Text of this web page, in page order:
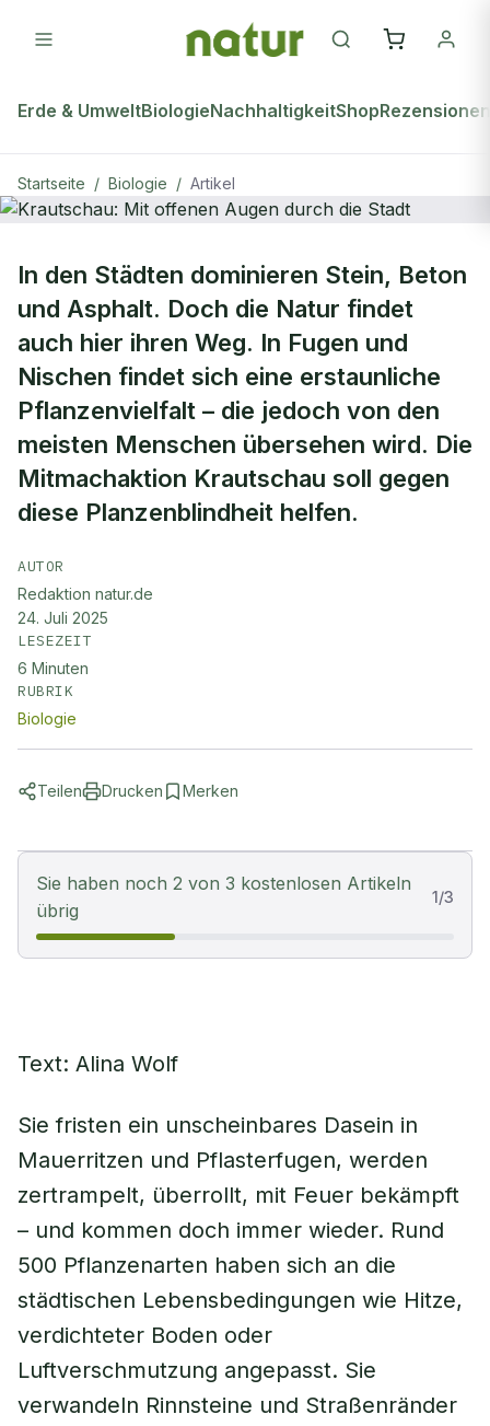
Erde & UmweltBiologieNachhaltigkeitShopRezensionen
Startseite / Biologie / Artikel
BIOLOGIE
Krautschau: Mit offenen Augen
durch die Stadt
In den Städten dominieren Stein, Beton
und Asphalt. Doch die Natur findet
auch hier ihren Weg. In Fugen und
Nischen findet sich eine erstaunliche
Pflanzenvielfalt – die jedoch von den
meisten Menschen übersehen wird. Die
Mitmachaktion Krautschau soll gegen
diese Planzenblindheit helfen.
AUTOR
Redaktion natur.de
24. Juli 2025
LESEZEIT
6 Minuten
RUBRIK
Biologie
Teilen Drucken Merken
Sie haben noch 2 von 3 kostenlosen Artikeln
übrig
1/3
Text: Alina Wolf
Sie fristen ein unscheinbares Dasein in
Mauerritzen und Pflasterfugen, werden
zertrampelt, überrollt, mit Feuer bekämpft
– und kommen doch immer wieder. Rund
500 Pflanzenarten haben sich an die
städtischen Lebensbedingungen wie Hitze,
verdichteter Boden oder
Luftverschmutzung angepasst. Sie
verwandeln Rinnsteine und Straßenränder